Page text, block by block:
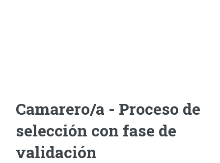
Camarero/a - Proceso de
selección con fase de
validación